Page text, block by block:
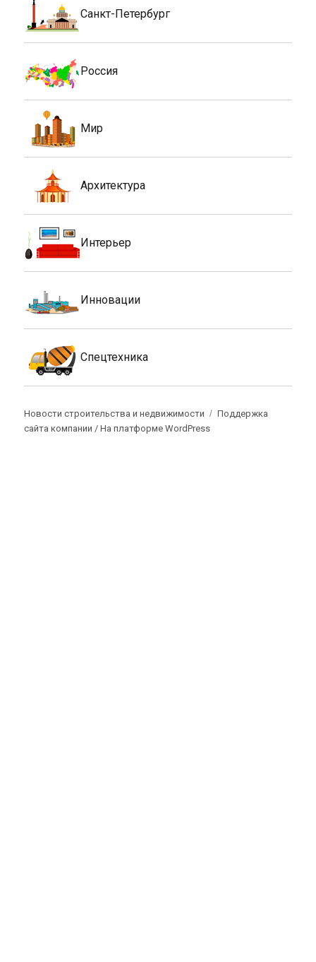
Санкт-Петербург
Россия
Мир
Архитектура
Интерьер
Инновации
Спецтехника
Новости строительства и недвижимости
Поддержка
сайта компании /На платформе WordPress